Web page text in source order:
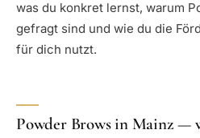
was du konkret lernst, warum
gefragt sind und wie du die
für dich nutzt.
Powder Brows in Mainz —